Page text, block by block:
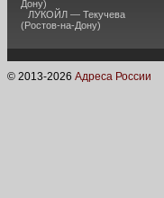
Дону)
ЛУКОЙЛ — Текучева
(Ростов-на-Дону)
© 2013-2026 Адреса России